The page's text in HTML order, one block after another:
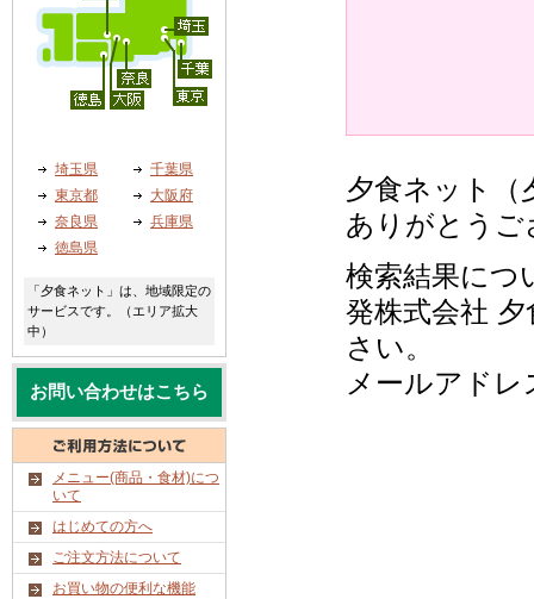
夕食ネット（
ありがとう
検索結果につ
発株式会社
さい。
メールアドレ
埼玉県
千葉県
東京都
大阪府
奈良県
兵庫県
徳島県
「夕食ネット」は、地域限定の
サービスです。（エリア拡大
中）
お問い合わせはこちら
メニュー(商品・食材)につ
いて
はじめての方へ
ご注文方法について
お買い物の便利な機能